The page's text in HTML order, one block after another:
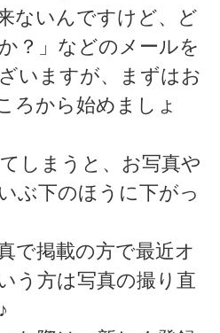
ないんですけど、ど
？」などのメールを
いますが、まずはお
ろから始めましょ
しまうと、お写真や
ぶ下のほうに下がっ
で掲載の方で最近オ
う方は写真の撮り直